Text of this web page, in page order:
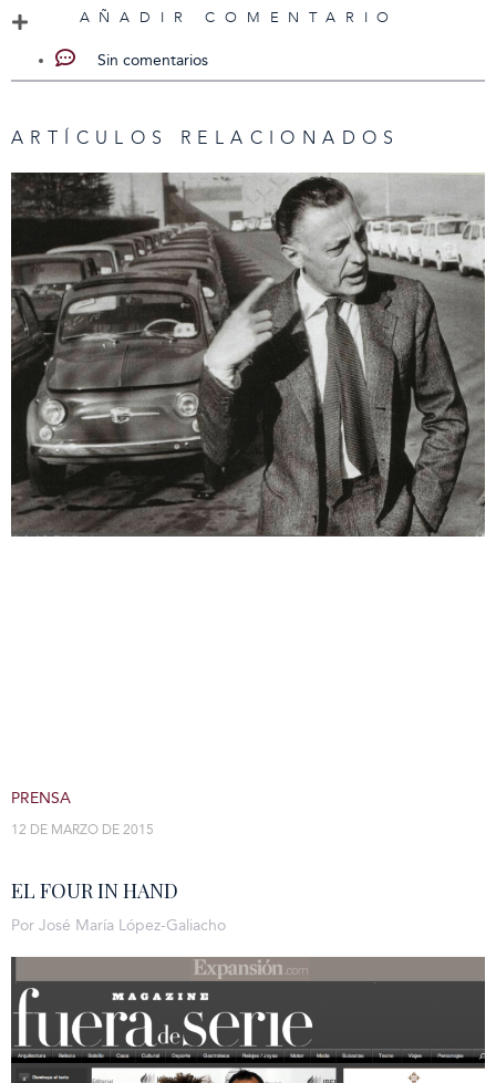
AÑADIR COMENTARIO
Sin comentarios
ARTÍCULOS RELACIONADOS
EL FOUR IN HAND
12 DE MARZO DE 2015
PRENSA
Por José María López-Galiacho